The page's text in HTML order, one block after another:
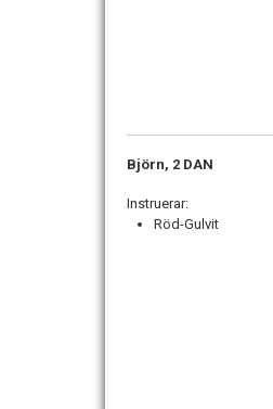
Björn, 2 DAN
Instruerar:
Röd-Gulvit